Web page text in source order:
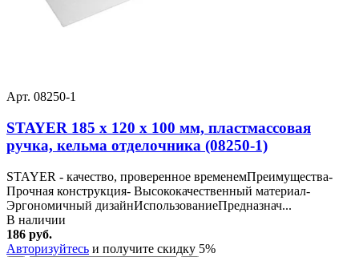
Арт. 08250-1
STAYER 185 x 120 x 100 мм, пластмассовая
ручка, кельма отделочника (08250-1)
STAYER - качество, проверенное временемПреимущества-
Прочная конструкция- Высококачественный материал-
Эргономичный дизайнИспользованиеПредназнач...
В наличии
186 руб.
Авторизуйтесь и получите скидку 5%